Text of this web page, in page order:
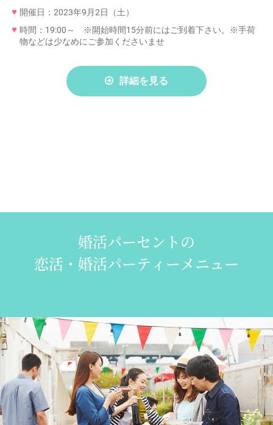
開催日：2023年9月2日（土）
時間：19:00～ ※開始時間15分前にはご到着下さい。※手荷
物などは少なめにご参加くださいませ
詳細を見る
婚活パーセントの
恋活・婚活パーティーメニュー